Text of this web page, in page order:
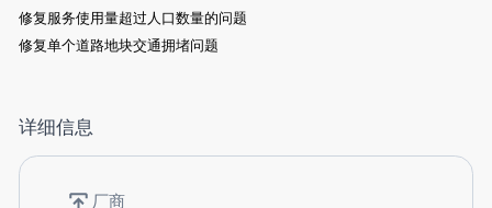
修复服务使用量超过人口数量的问题
修复单个道路地块交通拥堵问题
详细信息
厂商